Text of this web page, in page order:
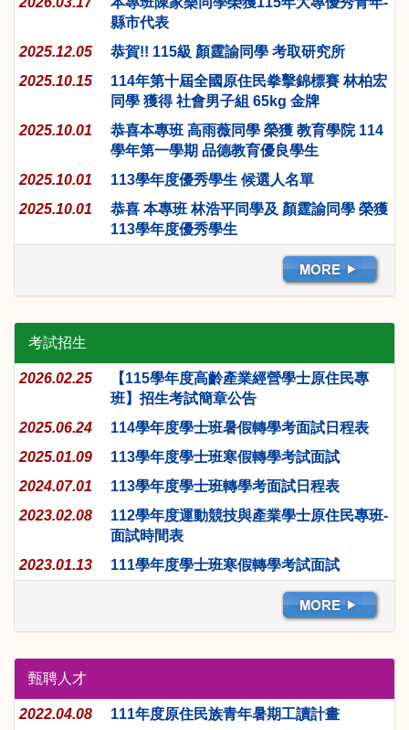
縣市代表
2025.12.05
恭賀!! 115級 顏霆諭同學 考取研究所
2025.10.15
114年第十屆全國原住民拳擊錦標賽 林柏宏
同學 獲得 社會男子組 65kg 金牌
2025.10.01
恭喜本專班 高雨薇同學 榮獲 教育學院 114
學年第一學期 品德教育優良學生
2025.10.01
113學年度優秀學生 候選人名單
2025.10.01
恭喜 本專班 林浩平同學及 顏霆諭同學 榮獲
113學年度優秀學生
考試招生
2026.02.25
【115學年度高齡產業經營學士原住民專
班】招生考試簡章公告
2025.06.24
114學年度學士班暑假轉學考面試日程表
2025.01.09
113學年度學士班寒假轉學考試面試
2024.07.01
113學年度學士班轉學考面試日程表
2023.02.08
112學年度運動競技與產業學士原住民專班-
面試時間表
2023.01.13
111學年度學士班寒假轉學考試面試
甄聘人才
2022.04.08
111年度原住民族青年暑期工讀計畫